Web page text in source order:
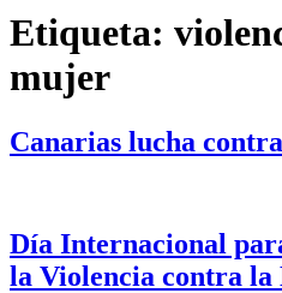
Etiqueta:
mujer
Canarias lucha
Día Internacional
la Violencia contra